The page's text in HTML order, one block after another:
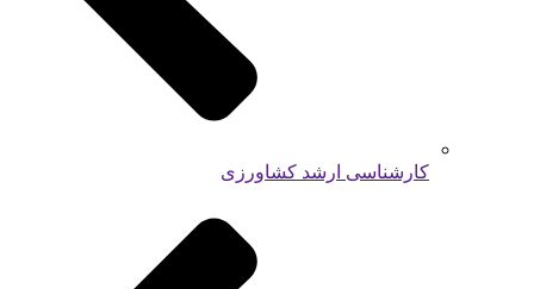
کارشناسی ارشد کشاورزی